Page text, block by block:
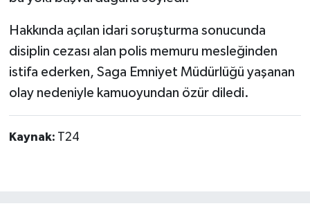
Hakkında açılan idari soruşturma sonucunda
disiplin cezası alan polis memuru mesleğinden
istifa ederken, Saga Emniyet Müdürlüğü yaşanan
olay nedeniyle kamuoyundan özür diledi.
Kaynak: T24